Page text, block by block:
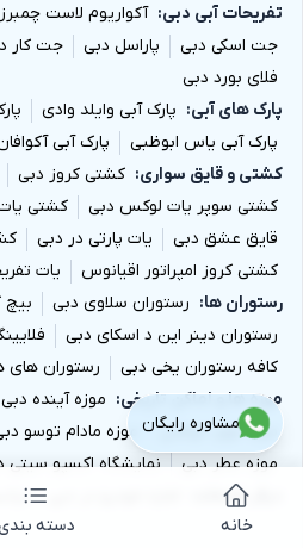
تفریحات آبی دبی
آکواریوم لاست چمبرز
جت اسکی دبی
پاراسل دبی جت کار
فلای بورد دبی
پارک های آبی
پارک آبی وایلد وادی
پارک آبی یاس ابوظبی
پارک آبی
کشتی و قایق سواری
کشتی کروز دبی
کشتی سوپر یات لوکس دبی
کشتی
قایق عشق دبی
یات پارتی در دبی
کشتی کروز امپراتور اقیانوس
یات
رستوران ها
رستوران سلاوی دبی
بیچ
رستوران دینر این د اسکای دبی
کافه رستوران یخی دبی
رستوران های
موزه ها و اماکن تاریخی
موزه آینده دبی
موزه لوور ابوظبی
موزه مادام توسو
موزه عطر دبی
نمایشگاه اکسپو سیتی
دیگر خدمات
مشاوره رایگان
خانه دسته